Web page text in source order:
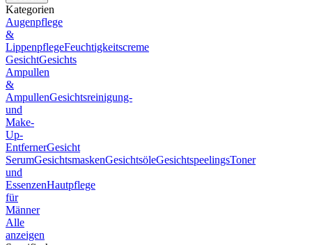
Kategorien
Augenpflege
&
LippenpflegeFeuchtigkeitscreme
GesichtGesichts
Ampullen
&
AmpullenGesichtsreinigung-
und
Make-
Up-
EntfernerGesicht
SerumGesichtsmaskenGesichtsöleGesichtspeelingsToner
und
EssenzenHautpflege
für
Männer
Alle
anzeigen